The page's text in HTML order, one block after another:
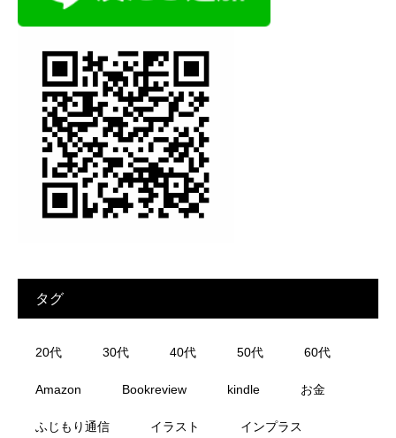
タグ
20代 30代 40代 50代 60代
Amazon Bookreview kindle お金
ふじもり通信 イラスト インプラス